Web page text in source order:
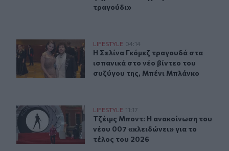
τραγούδι»
Η Σελίνα Γκόμεζ συμμετέχει στο μουσικό βίντεο
LIFESTYLE 04:14
Η Σελίνα Γκόμεζ τραγουδά στα
Η Σελίνα Γκόμεζ τραγουδά στα
ισπανικά στο νέο βίντεο του
συζύγου της, Μπένι Μπλάνκο
Τζέιμς Μποντ: Η ανακοίνωση του νέου 007 «κλειδώνει»
LIFESTYLE 11:17
Τζέιμς Μποντ: Η ανακοίνωση του
Τζέιμς Μποντ: Η ανακοίνωση του
νέου 007 «κλειδώνει» για το
τέλος του 2026